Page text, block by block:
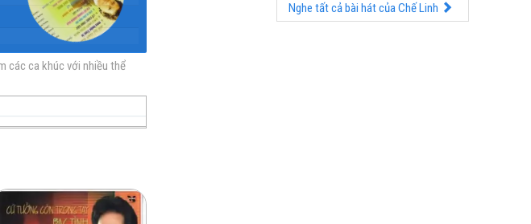
miễn trực chất miễn
các ca khúc với nhiều thể
Nghe tất cả bài hát của Chế Linh